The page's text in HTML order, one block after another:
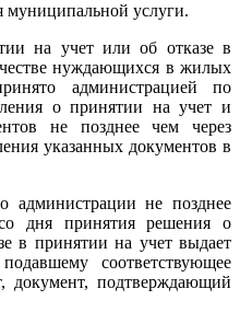
муниципальной услуги.
на учет или об отказе в
нуждающихся в жилых
администрацией по
о принятии на учет и
не позднее чем через
указанных документов в
администрации не позднее
дня принятия решения о
в принятии на учет выдает
соответствующее
документ, подтверждающий